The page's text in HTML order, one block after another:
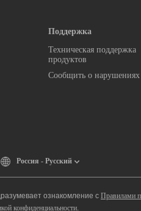
Поддержка
Техническая поддержка
продуктов
Сообщить о нарушениях
Россия - Русский
ознакомление с Правилами
конфиденциальности.